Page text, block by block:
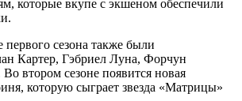
которые вкупе с экшеном обеспечили
первого сезона также были
Картер, Гэбриел Луна, Форчун
втором сезоне появится новая
которую сыграет звезда «Матрицы»